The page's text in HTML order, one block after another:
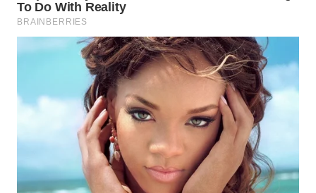
WN
WN DELI
SERDANG
TINGGI